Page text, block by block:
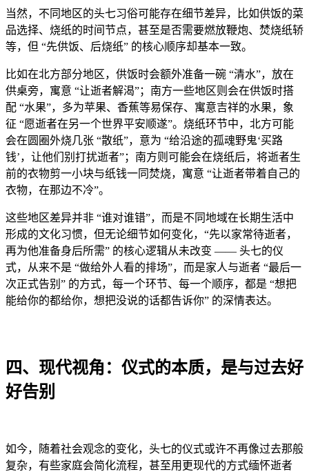
当然，不同地区的头七习俗可能存在细节差异，比如供饭的菜
品选择、烧纸的时间节点，甚至是否需要燃放鞭炮、焚烧纸轿
等，但 “先供饭、后烧纸” 的核心顺序却基本一致。
比如在北方部分地区，供饭时会额外准备一碗 “清水”，放在
供桌旁，寓意 “让逝者解渴”；南方一些地区则会在供饭时搭
配 “水果”，多为苹果、香蕉等易保存、寓意吉祥的水果，象
征 “愿逝者在另一个世界平安顺遂”。烧纸环节中，北方可能
会在圆圈外烧几张 “散纸”，意为 “给沿途的孤魂野鬼‘买路
钱’，让他们别打扰逝者”；南方则可能会在烧纸后，将逝者生
前的衣物剪一小块与纸钱一同焚烧，寓意 “让逝者带着自己的
衣物，在那边不冷”。
这些地区差异并非 “谁对谁错”，而是不同地域在长期生活中
形成的文化习惯，但无论细节如何变化，“先以家常待逝者，
再为他准备身后所需” 的核心逻辑从未改变 —— 头七的仪
式，从来不是 “做给外人看的排场”，而是家人与逝者 “最后一
次正式告别” 的方式，每一个环节、每一个顺序，都是 “想把
能给你的都给你，想把没说的话都告诉你” 的深情表达。
四、现代视角：仪式的本质，是与过去好
好告别
如今，随着社会观念的变化，头七的仪式或许不再像过去那般
复杂，有些家庭会简化流程，甚至用更现代的方式缅怀逝者